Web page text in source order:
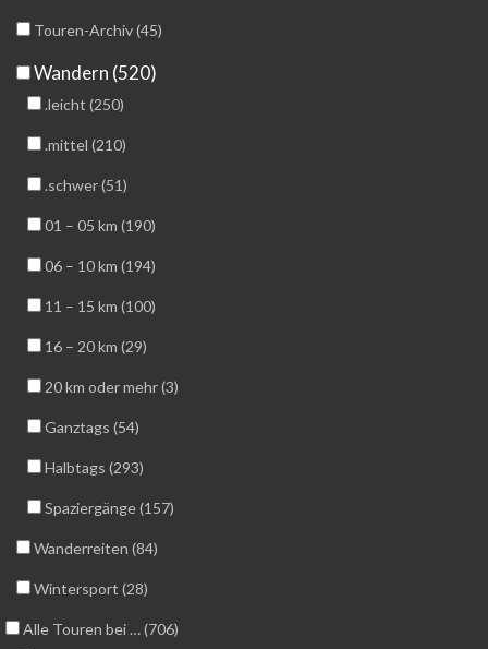
Touren-Archiv (45)
Wandern (520)
.leicht (250)
.mittel (210)
.schwer (51)
01 – 05 km (190)
06 – 10 km (194)
11 – 15 km (100)
16 – 20 km (29)
20 km oder mehr (3)
Ganztags (54)
Halbtags (293)
Spaziergänge (157)
Wanderreiten (84)
Wintersport (28)
Alle Touren bei … (706)